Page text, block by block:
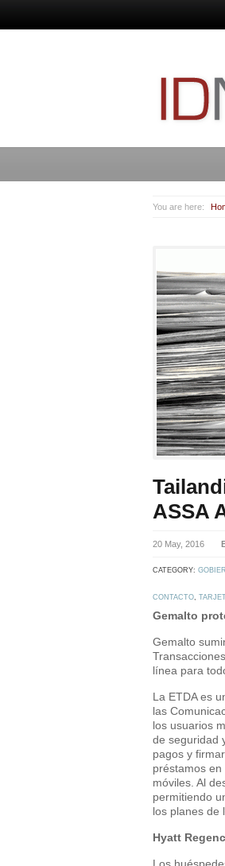
You are here:
ASSA
20 May, 2016
CATEGORY:
CONTACTO,
Gemalto
Gemalto
línea para
La ETDA es
las
los usuarios
de seguridad
pagos y
préstamos
móviles. Al
permitiendo
los planes de
Hyatt